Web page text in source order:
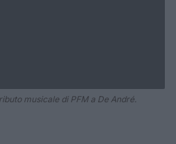
musicale di PFM a De André.